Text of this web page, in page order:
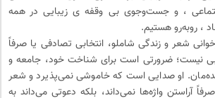
، و جست‌وجوی بی وقفه ی زیبایی در همه
، روبه‌رو هستیم.
شعر و زندگی شاملو، انتخابی تصادفی یا صرفاً
نیست؛ ضرورتی است برای شناخت خود، جامعه و
او صدایی است که خاموشی نمی‌پذیرد و شعر
آراستن واژه‌ها نمی‌داند، بلکه دعوتی می‌داند به